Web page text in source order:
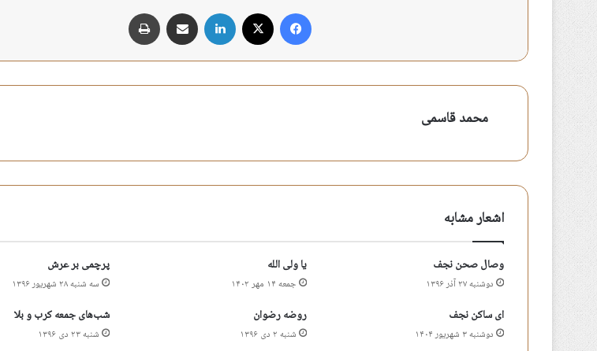
فیس بوک لینکدین اشتراک گذاری از طریق ایمیل
محمد قاسمی
اشعار مشابه
وصال صحن نجف
دوشنبه ۲۷ آذر ۱۳۹۶
یا ولی الله
جمعه ۱۴ مهر ۱۴۰۲
پرچمی بر عرش
سه شنبه ۲۸ شهریور ۱۳۹۶
ای ساکن نجف
دوشنبه ۳ شهریور ۱۴۰۴
روضه رضوان
شنبه ۲ دی ۱۳۹۶
شب‌های جمعه کرب و بلا
شنبه ۲۳ دی ۱۳۹۶